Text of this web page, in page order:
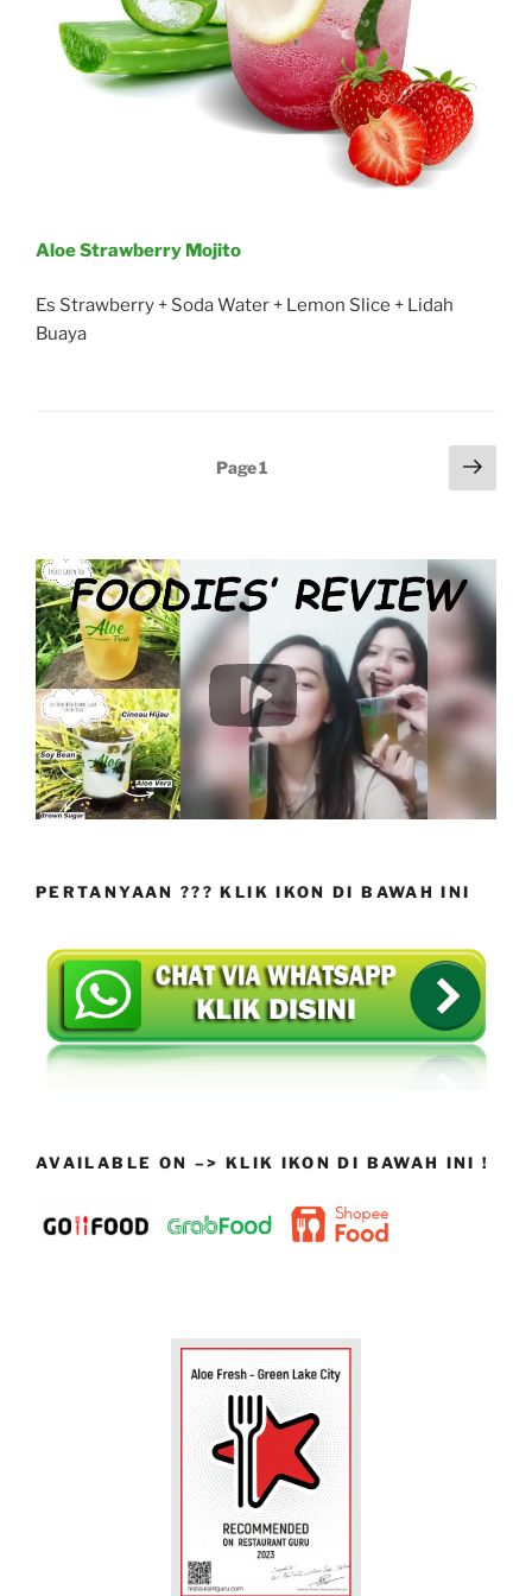
Aloe Strawberry Mojito
Es Strawberry + Soda Water + Lemon Slice + Lidah
Buaya
Page1
Next
page
PERTANYAAN ??? KLIK IKON DI BAWAH INI
AVAILABLE ON –> KLIK IKON DI BAWAH INI !